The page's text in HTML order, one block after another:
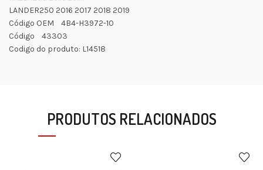
LANDER250 2016 2017 2018 2019
Código OEM 4B4-H3972-10
Código 43303
Codigo do produto: L14518
PRODUTOS RELACIONADOS